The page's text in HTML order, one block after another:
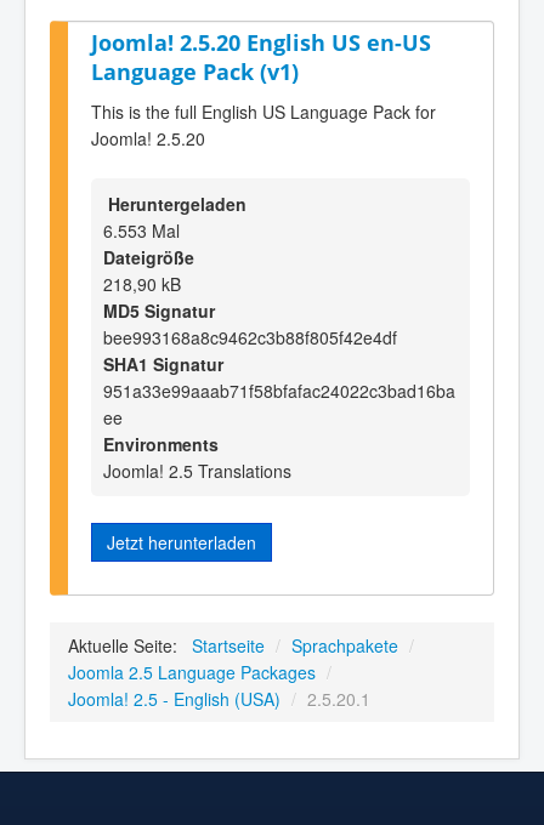
Joomla! 2.5.20 English US en-US
Language Pack (v1)
This is the full English US Language Pack for
Joomla! 2.5.20
Heruntergeladen
6.553 Mal
Dateigröße
218,90 kB
MD5 Signatur
bee993168a8c9462c3b88f805f42e4df
SHA1 Signatur
951a33e99aaab71f58bfafac24022c3bad16ba
ee
Environments
Joomla! 2.5 Translations
Jetzt herunterladen
Aktuelle Seite: Startseite / Sprachpakete /
Joomla 2.5 Language Packages /
Joomla! 2.5 - English (USA) / 2.5.20.1